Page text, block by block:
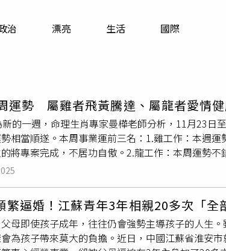
運勢
治 漂亮 生活 國際
運勢 屬雞者飛黃騰達、屬龍者愛情
的一週，命理生肖專家曼樺老師分析，11月23日
相當順遂。本周事業運前三名：1.雞工作：本週
將專案完成，不居功自傲。2.龍工作：本周運勢
，才能取得成就。2.猴工作：本周運勢上升，同
別人心生防備。3.牛工作：本周運勢雖差強人意，
駒終會遇見伯樂。3.虎工作：本周運勢重回光榮，
才能整合資源出發。本周財運前三名：1.雞財運：
精準，讓你收穫不少。2.龍財運：創業者正財運
是為自己公司積累。3.猴財運：本周財運是在競
繁逼婚！江蘇青年3年相親20多次「
母即使孩子成年，往往仍會強勢主導孩子的人生
為孩子帶來莫大的負擔。近日，中國江蘇省淮安